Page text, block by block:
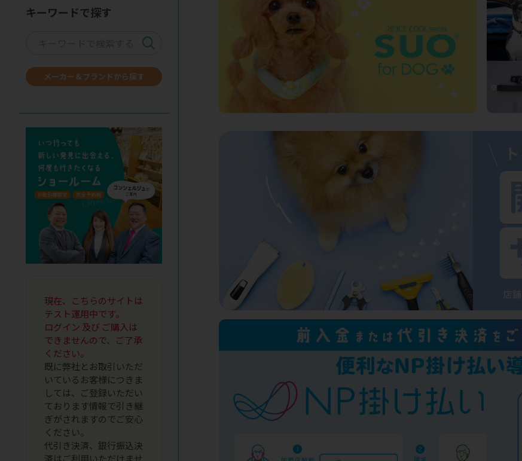
キーワードで探す
メーカー＆ブランドから探す
現在、こちらのサイトは
テスト運用中です。
ログイン 及び ご購入は
できませんので、ご了承
ください。
既に弊社とお取引いただ
いているお客様につきま
しては、ご登録いただい
ております情報で引き継
ぎがされますのでご安心
ください。
代引き決済、銀行振込決
済はご利用いただけませ